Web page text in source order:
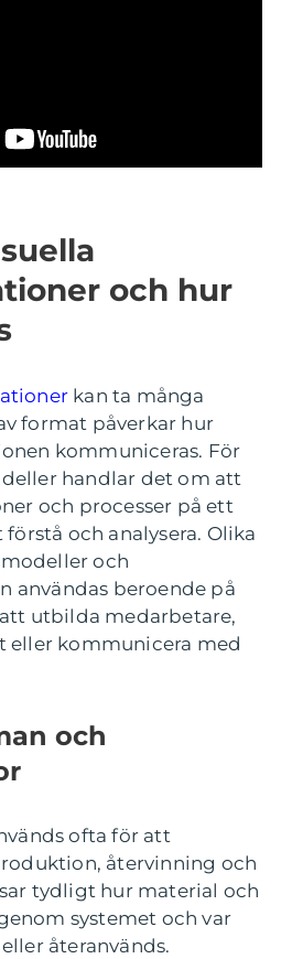
och hur
kan ta många
format påverkar hur
kommuniceras. För
handlar det om att
och processer på ett
och analysera. Olika
och
användas beroende på
utbilda medarbetare,
eller kommunicera med
och
ofta för att
återvinning och
tydligt hur material och
systemet och var
återanvänds.